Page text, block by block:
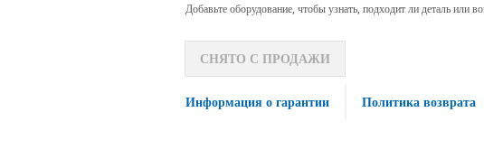
Добавьте оборудование, чтобы узнать, подходит ли деталь или
СНЯТО С ПРОДАЖИ
Информация о гарантии Политика возврата